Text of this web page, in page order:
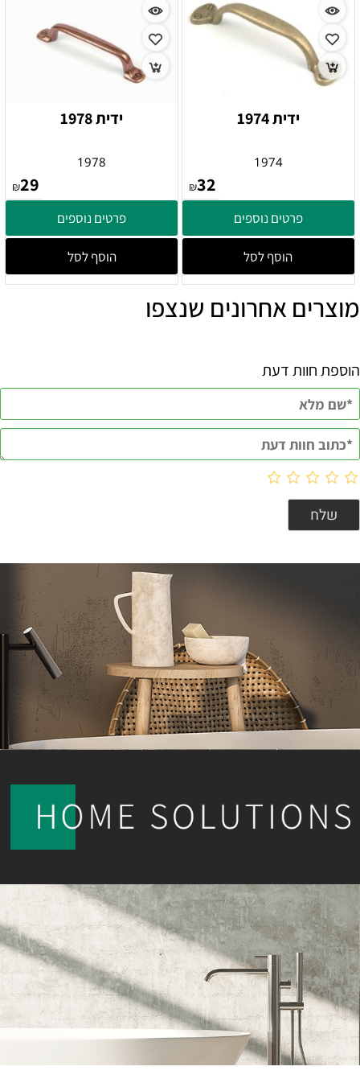
ידית 1974
1974
₪32
פרטים נוספים
הוסף לסל
ידית 1978
1978
₪29
פרטים נוספים
הוסף לסל
מוצרים אחרונים שנצפו
הוספת חוות דעת